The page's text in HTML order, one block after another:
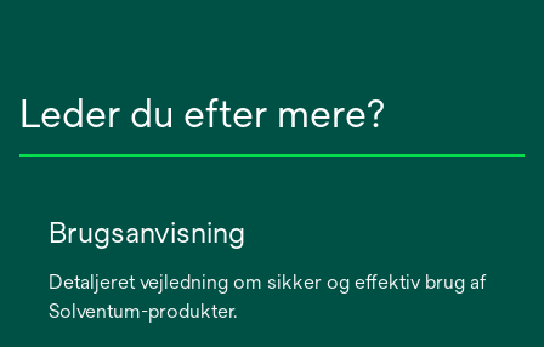
Leder du efter mere?
Brugsanvisning
Detaljeret vejledning om sikker og effektiv brug af
Solventum-produkter.